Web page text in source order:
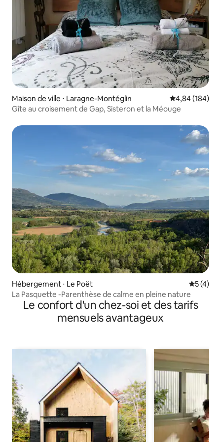
Maison de ville ⋅ Laragne-Montéglin Évaluation
4,84 (184)
Gîte au croisement de Gap, Sisteron et la Méouge
Hébergement ⋅ Le Poët
5 (4)
La Pasquette -Parenthèse de calme en pleine nature
Le confort d'un chez-soi et des tarifs
mensuels avantageux